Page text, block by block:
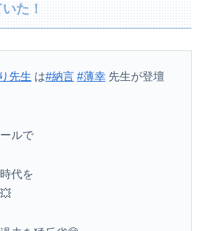
た！
先生 は#納言 #薄幸先生が登壇
ルで
代を